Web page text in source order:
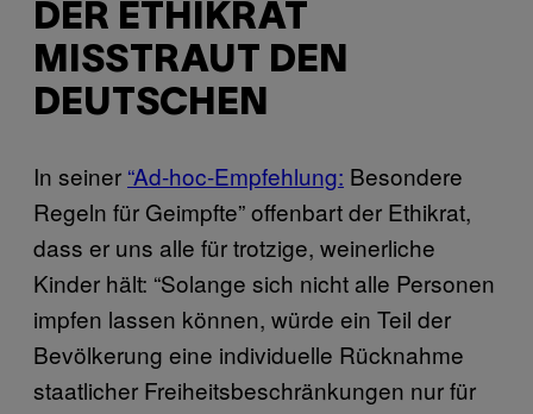
DER ETHIKRAT
MISSTRAUT DEN
DEUTSCHEN
In seiner “Ad-hoc-Empfehlung: Besondere
Regeln für Geimpfte” offenbart der Ethikrat,
dass er uns alle für trotzige, weinerliche
Kinder hält: “Solange sich nicht alle Personen
impfen lassen können, würde ein Teil der
Bevölkerung eine individuelle Rücknahme
staatlicher Freiheitsbeschränkungen nur für